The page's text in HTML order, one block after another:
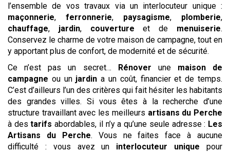
l’ensemble de vos travaux via un interlocuteur unique :
maçonnerie, ferronnerie, paysagisme, plomberie,
chauffage, jardin, couverture et de menuiserie.
Conservez le charme de votre maison de campagne, tout en
y apportant plus de confort, de modernité et de sécurité.
Ce n’est pas un secret… Rénover une maison de
campagne ou un jardin a un coût, financier et de temps.
C’est d’ailleurs l’un des critères qui fait hésiter les habitants
des grandes villes. Si vous êtes à la recherche d’une
structure travaillant avec les meilleurs artisans du Perche
à destarifs abordables, il n’y a qu’une seule adresse : Les
Artisans du Perche. Vous ne faites face à aucune
difficulté : vous avez un interlocuteur unique pour